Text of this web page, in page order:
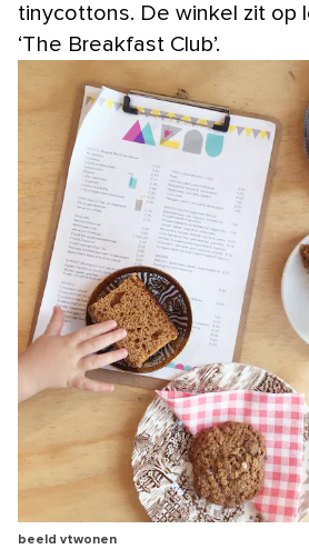
tinycottons. De winkel zit op
‘The Breakfast Club’.
beeld vtwonen